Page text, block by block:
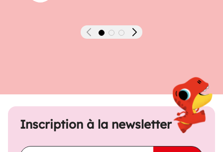
Précédent Suivant
Inscription à la newsletter